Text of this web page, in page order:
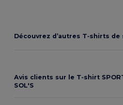
Découvrez d’autres T‑shirts
Avis clients sur le T‑shirt
SOL'S